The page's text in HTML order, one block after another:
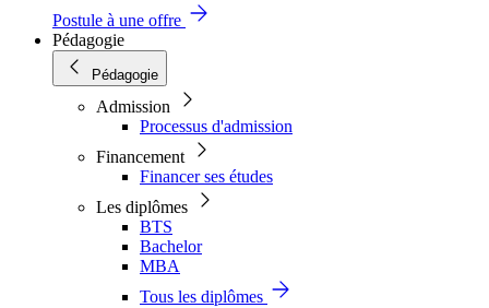
Postule à une offre
Pédagogie
Pédagogie
Admission
Processus d'admission
Financement
Financer ses études
Les diplômes
BTS
Bachelor
MBA
Tous les diplômes